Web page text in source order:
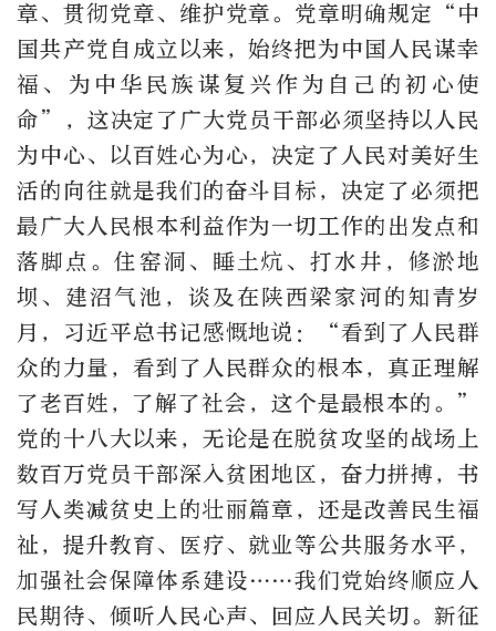
章、贯彻党章、维护党章。党章明确规定“中
国共产党自成立以来，始终把为中国人民谋幸
福、为中华民族谋复兴作为自己的初心使
命”，这决定了广大党员干部必须坚持以人民
为中心、以百姓心为心，决定了人民对美好生
活的向往就是我们的奋斗目标，决定了必须把
最广大人民根本利益作为一切工作的出发点和
落脚点。住窑洞、睡土炕、打水井，修淤地
坝、建沼气池，谈及在陕西梁家河的知青岁
月，习近平总书记感慨地说：“看到了人民群
众的力量，看到了人民群众的根本，真正理解
了老百姓，了解了社会，这个是最根本的。”
党的十八大以来，无论是在脱贫攻坚的战场上
数百万党员干部深入贫困地区，奋力拼搏，书
写人类减贫史上的壮丽篇章，还是改善民生福
祉，提升教育、医疗、就业等公共服务水平，
加强社会保障体系建设……我们党始终顺应人
民期待、倾听人民心声、回应人民关切。新征